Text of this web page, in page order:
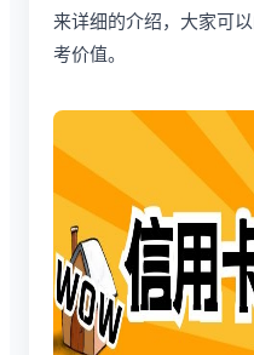
来详细的介绍，大家可
考价值。